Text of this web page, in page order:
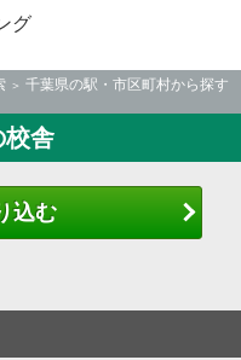
グ
千葉県の駅・市区町村から探す
校舎
込む